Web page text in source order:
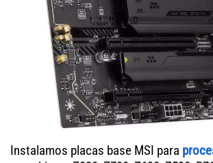
Instalamos placas base MSI para